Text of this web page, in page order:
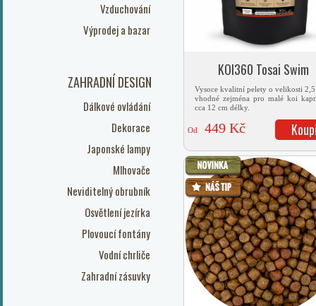
Vzduchování
Výprodej a bazar
ZAHRADNÍ DESIGN
Dálkové ovládání
Dekorace
Japonské lampy
Mlhovače
Neviditelný obrubník
Osvětlení jezírka
Plovoucí fontány
Vodní chrliče
Zahradní zásuvky
KOI360 Tosai Swim
Vysoce kvalitní pelety o velikosti
vhodné zejména pro malé koi
cca 12 cm délky.
Od 449 Kč